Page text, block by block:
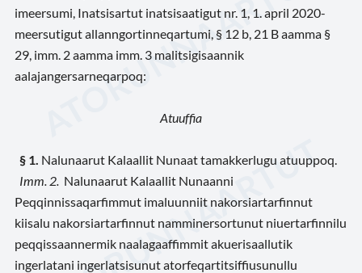
imeersumi, Inatsisartut inatsisaatigut nr. 1, 1. april 2020-
meersutigut allanngortinneqartumi, § 12 b, 21 B aamma §
29, imm. 2 aamma imm. 3 malitsigisaannik
aalajangersarneqarpoq:
Atuuffia
§ 1. Nalunaarut Kalaallit Nunaat tamakkerlugu atuuppoq.
Imm. 2. Nalunaarut Kalaallit Nunaanni
Peqqinnissaqarfimmut imaluunniit nakorsiartarfinnut
kiisalu nakorsiartarfinnut namminersortunut niuertarfinnilu
peqqissaannermik naalagaaffimmit akuerisaallutik
ingerlatani ingerlatsisunut atorfeqartitsiffiusunullu